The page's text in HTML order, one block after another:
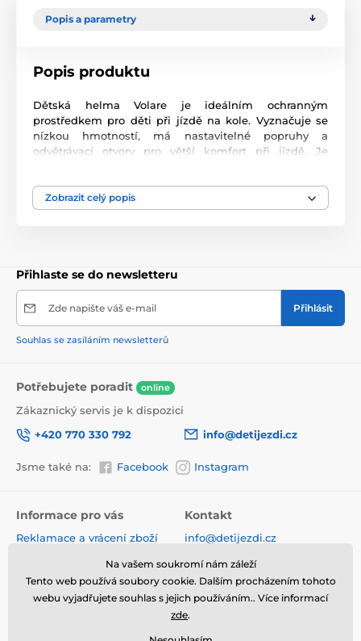
Popis a parametry
Popis produktu
Dětská helma Volare je ideálním ochranným
prostředkem pro děti při jízdě na kole. Vyznačuje se
nízkou hmotností, má nastavitelné popruhy a
odvětrávací otvory pro větší komfort při jízdě. Je
normou TUV/GS.
Zobrazit celý popis
Přihlaste se do newsletteru
Zde napište váš e-mail Přihlásit
Souhlas se zasíláním newsletterů
Potřebujete poradit online
Zákaznický servis je k dispozici
+420 770 330 792
info@detijezdi.cz
Jsme také na: Facebook Instagram
Informace pro vás
Reklamace a vrácení zboží
Obchodní podmínky
Ochrana osobních údajů
Hodnocení obchodu
Kontakt
info@detijezdi.cz
770 330 792 (Po-Pá 10-16 hod)
Instagram detijezdi.cz/
Na vašem soukromí nám záleží
Tento web používá soubory cookie. Dalším procházením tohoto
webu vyjadřujete souhlas s jejich používáním.. Více informací
zde.